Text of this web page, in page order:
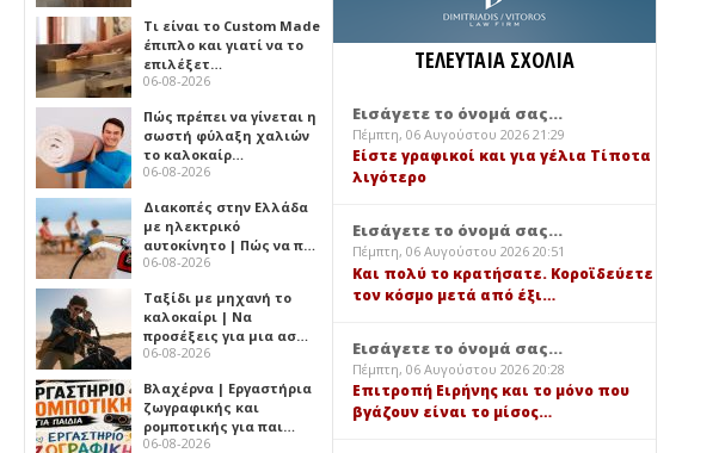
Τι είναι το Custom Made
έπιπλο και γιατί να το
επιλέξετ…
06-08-2026
Πώς πρέπει να γίνεται η
σωστή φύλαξη χαλιών
το καλοκαίρ…
06-08-2026
Διακοπές στην Ελλάδα
με ηλεκτρικό
αυτοκίνητο | Πώς να π…
06-08-2026
Ταξίδι με μηχανή το
καλοκαίρι | Να
προσέξεις για μια ασ…
06-08-2026
Βλαχέρνα | Εργαστήρια
ζωγραφικής και
ρομποτικής για παι…
06-08-2026
ΤΕΛΕΥΤΑΙΑ ΣΧΟΛΙΑ
Εισάγετε το όνομά σας...
Πέμπτη, 06 Αυγούστου 2026 21:29
Είστε γραφικοί και για γέλια Τίποτα
λιγότερο
Εισάγετε το όνομά σας...
Πέμπτη, 06 Αυγούστου 2026 20:51
Και πολύ το κρατήσατε. Κοροϊδεύετε
τον κόσμο μετά από έξι…
Εισάγετε το όνομά σας...
Πέμπτη, 06 Αυγούστου 2026 20:28
Επιτροπή Ειρήνης και το μόνο που
βγάζουν είναι το μίσος…